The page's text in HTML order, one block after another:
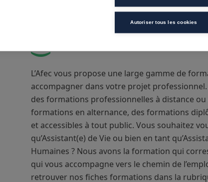
Nos formations
L’Afec vous propose une large gamme de
accompagner dans votre projet
des formations professionnelles à distance
formations en alternance, des formations
et accessibles à tout public. Vous souhaitez
qu’Assistant(e) de Vie ou bien en tant
Humaines ? Nous avons la formation qui
qui vous accompagne vers le chemin de
retrouver nos fiches formations dans la
Autoriser tous les cookies